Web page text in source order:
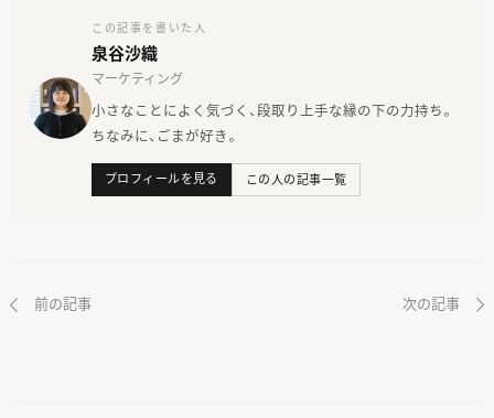
EVENT
WORKS
この記事を書いた人
泉谷沙織
マーケティング
小さなことによく気づく、段取り上手な縁の下の力持ち。
ちなみに、ごまが好き。
プロフィールを見る この人の記事一覧
前の記事 次の記事